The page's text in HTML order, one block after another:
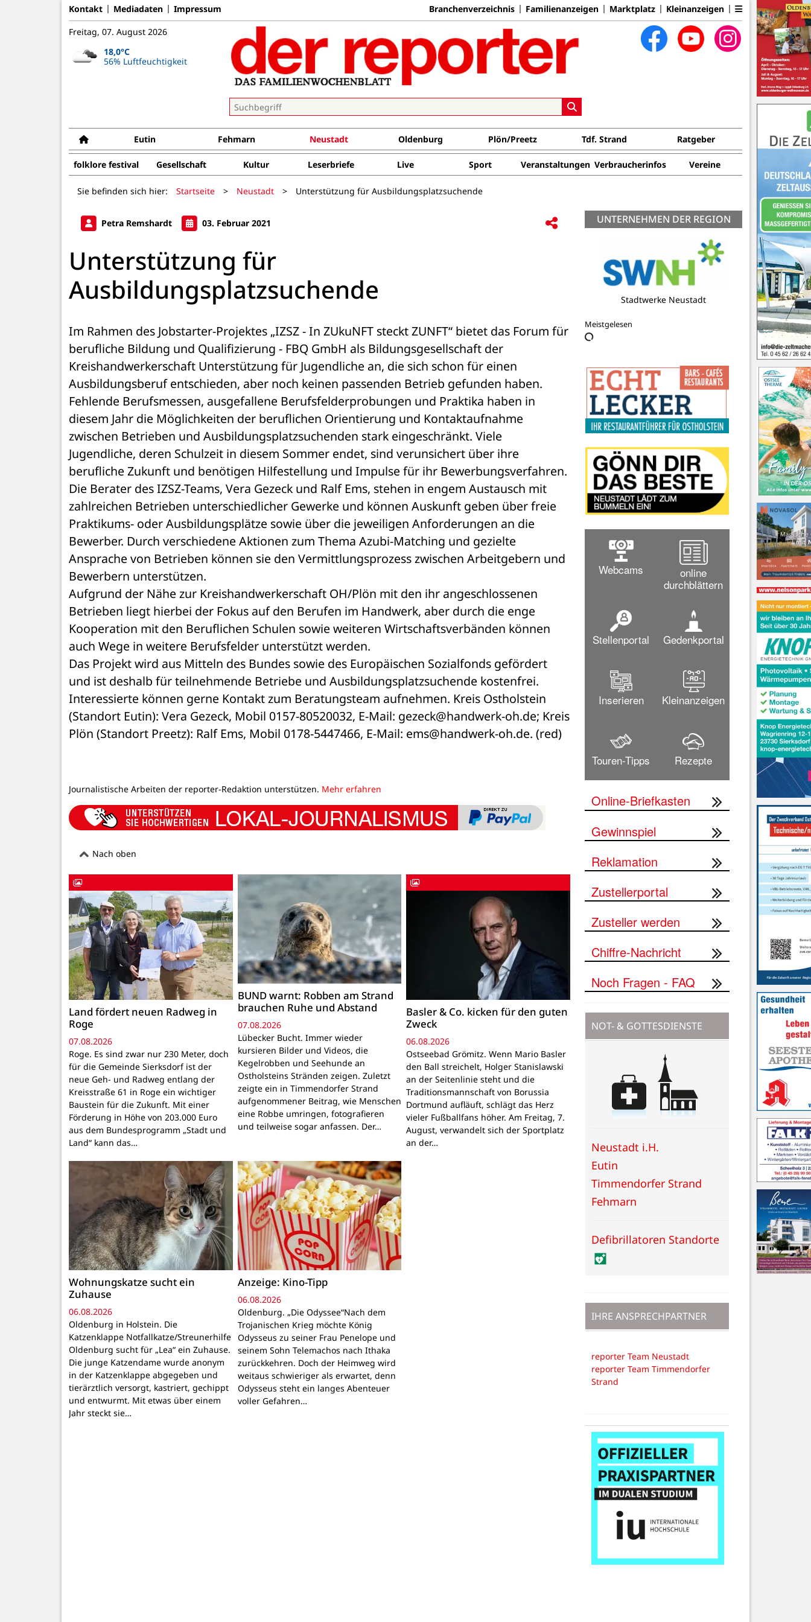
Kontakt Mediadaten Impressum Branchenverzeichnis Familienanzeigen Marktplatz Kleinanzeigen
Freitag, 07. August 2026
18,0°C
56% Luftfeuchtigkeit
Eutin Fehmarn Neustadt Oldenburg Plön/Preetz Tdf. Strand Ratgeber
folklore festival Gesellschaft Kultur Leserbriefe Live Sport Veranstaltungen Verbraucherinfos Vereine
Sie befinden sich hier: Startseite > Neustadt > Unterstützung für Ausbildungsplatzsuchende
Petra Remshardt 03. Februar 2021
Unterstützung für
Ausbildungsplatzsuchende
Im Rahmen des Jobstarter-Projektes „IZSZ - In ZUkuNFT steckt ZUNFT“ bietet das Forum für
berufliche Bildung und Qualifizierung - FBQ GmbH als Bildungsgesellschaft der
Kreishandwerkerschaft Unterstützung für Jugendliche an, die sich schon für einen
Ausbildungsberuf entschieden, aber noch keinen passenden Betrieb gefunden haben.
Fehlende Berufsmessen, ausgefallene Berufsfelderprobungen und Praktika haben in
diesem Jahr die Möglichkeiten der beruflichen Orientierung und Kontaktaufnahme
zwischen Betrieben und Ausbildungsplatzsuchenden stark eingeschränkt. Viele
Jugendliche, deren Schulzeit in diesem Sommer endet, sind verunsichert über ihre
berufliche Zukunft und benötigen Hilfestellung und Impulse für ihr Bewerbungsverfahren.
Die Berater des IZSZ-Teams, Vera Gezeck und Ralf Ems, stehen in engem Austausch mit
zahlreichen Betrieben unterschiedlicher Gewerke und können Auskunft geben über freie
Praktikums- oder Ausbildungsplätze sowie über die jeweiligen Anforderungen an die
Bewerber. Durch verschiedene Aktionen zum Thema Azubi-Matching und gezielte
Ansprache von Betrieben können sie den Vermittlungsprozess zwischen Arbeitgebern und
Bewerbern unterstützen.
Aufgrund der Nähe zur Kreishandwerkerschaft OH/Plön mit den ihr angeschlossenen
Betrieben liegt hierbei der Fokus auf den Berufen im Handwerk, aber durch die enge
Kooperation mit den Beruflichen Schulen sowie weiteren Wirtschaftsverbänden können
auch Wege in weitere Berufsfelder unterstützt werden.
Das Projekt wird aus Mitteln des Bundes sowie des Europäischen Sozialfonds gefördert
und ist deshalb für teilnehmende Betriebe und Ausbildungsplatzsuchende kostenfrei.
Interessierte können gerne Kontakt zum Beratungsteam aufnehmen. Kreis Ostholstein
(Standort Eutin): Vera Gezeck, Mobil 0157-80520032, E-Mail: gezeck@handwerk-oh.de; Kreis
Plön (Standort Preetz): Ralf Ems, Mobil 0178-5447466, E-Mail: ems@handwerk-oh.de. (red)
Journalistische Arbeiten der reporter-Redaktion unterstützen. Mehr erfahren
Nach oben
Land fördert neuen Radweg in
Roge
07.08.2026
Roge. Es sind zwar nur 230 Meter, doch
für die Gemeinde Sierksdorf ist der
neue Geh- und Radweg entlang der
Kreisstraße 61 in Roge ein wichtiger
Baustein für die Zukunft. Mit einer
Förderung in Höhe von 203.000 Euro
aus dem Bundesprogramm „Stadt und
Land“ kann das…
BUND warnt: Robben am Strand
brauchen Ruhe und Abstand
07.08.2026
Lübecker Bucht. Immer wieder
kursieren Bilder und Videos, die
Kegelrobben und Seehunde an
Ostholsteins Stränden zeigen. Zuletzt
zeigte ein in Timmendorfer Strand
aufgenommener Beitrag, wie Menschen
eine Robbe umringen, fotografieren
und teilweise sogar anfassen. Der…
Basler & Co. kicken für den guten
Zweck
06.08.2026
Ostseebad Grömitz. Wenn Mario Basler
den Ball streichelt, Holger Stanislawski
an der Seitenlinie steht und die
Traditionsmannschaft von Borussia
Dortmund aufläuft, schlägt das Herz
vieler Fußballfans höher. Am Freitag, 7.
August, verwandelt sich der Sportplatz
an der…
Wohnungskatze sucht ein
Zuhause
06.08.2026
Oldenburg in Holstein. Die
Katzenklappe Notfallkatze/Streunerhilfe
Oldenburg sucht für „Lea“ ein Zuhause.
Die junge Katzendame wurde anonym
in der Katzenklappe abgegeben und
tierärztlich versorgt, kastriert, gechippt
und entwurmt. Mit etwas über einem
Jahr steckt sie…
Anzeige: Kino-Tipp
06.08.2026
Oldenburg. „Die Odyssee“Nach dem
Trojanischen Krieg möchte König
Odysseus zu seiner Frau Penelope und
seinem Sohn Telemachos nach Ithaka
zurückkehren. Doch der Heimweg wird
weitaus schwieriger als erwartet, denn
Odysseus steht ein langes Abenteuer
voller Gefahren…
UNTERNEHMEN DER REGION
Theater in der Stadt
Meistgelesen
Webcams
online
durchblättern
Stellenportal Gedenkportal
Inserieren Kleinanzeigen
Touren-Tipps Rezepte
Online-Briefkasten
Gewinnspiel
Reklamation
Zustellerportal
Zusteller werden
Chiffre-Nachricht
Noch Fragen - FAQ
NOT- & GOTTESDIENSTE
Neustadt i.H.
Eutin
Timmendorfer Strand
Fehmarn
Defibrillatoren Standorte
IHRE ANSPRECHPARTNER
reporter Team Neustadt
reporter Team Timmendorfer
Strand